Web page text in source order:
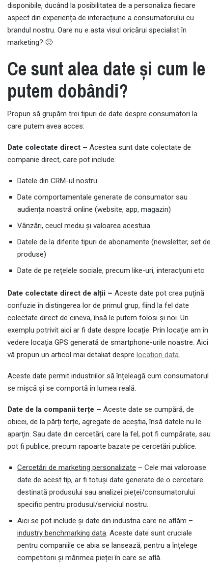
disponibile, ducând la posibilitatea de a personaliza fiecare
aspect din experiența de interacțiune a consumatorului cu
brandul nostru. Oare nu e asta visul oricărui specialist în
marketing? 🙂
Ce sunt alea date și cum le
putem dobândi?
Propun să grupăm trei tipuri de date despre consumatori la
care putem avea acces:
Date colectate direct – Acestea sunt date colectate de
companie direct, care pot include:
Datele din CRM-ul nostru
Date comportamentale generate de consumator sau
audiența noastră online (website, app, magazin)
Vânzări, ceucl mediu și valoarea acestuia
Datele de la diferite tipuri de abonamente (newsletter, set de
produse)
Date de pe rețelele sociale, precum like-uri, interacțiuni etc.
Date colectate direct de alții – Aceste date pot crea puțină
confuzie în distingerea lor de primul grup, fiind la fel date
colectate direct de cineva, însă le putem folosi și noi. Un
exemplu potrivit aici ar fi date despre locație. Prin locație am în
vedere locația GPS generată de smartphone-urile noastre. Aici
vă propun un articol mai detaliat despre location data.
Aceste date permit industriilor să înțeleagă cum consumatorul
se mișcă și se comportă în lumea reală.
Date de la companii terțe – Aceste date se cumpără, de
obicei, de la părți terțe, agregate de aceștia, însă datele nu le
aparțin. Sau date din cercetări, care la fel, pot fi cumpărate, sau
pot fi publice, precum rapoarte bazate pe cercetări publice.
Cercetări de marketing personalizate – Cele mai valoroase
date de acest tip, ar fi totuși date generate de o cercetare
destinată produsului sau analizei pieței/consumatorului
specific pentru produsul/serviciul nostru.
Aici se pot include și date din industria care ne aflăm –
industry benchmarking data. Aceste date sunt cruciale
pentru companiile ce abia se lansează, pentru a înțelege
competitorii și mărimea pieței în care se află.